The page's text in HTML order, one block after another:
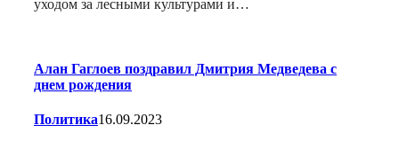
уходом за лесными культурами и…
Алан Гаглоев поздравил Дмитрия Медведева с
днем рождения
Политика16.09.2023